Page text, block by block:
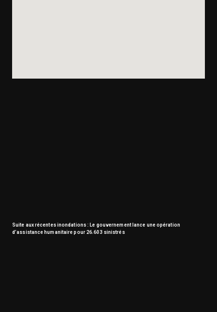
Suite aux récentes inondations : Le gouvernement lance une opération
d’assistance humanitaire pour 26.603 sinistrés